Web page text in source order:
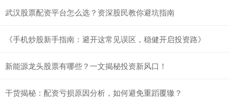
武汉股票配资平台怎么选？资深股民教你避坑指南
《手机炒股新手指南：避开这常见误区，稳健开启投资路》
新能源龙头股票有哪些？一文揭秘投资新风口！
干货揭秘：配资亏损原因分析，如何避免重蹈覆辙？